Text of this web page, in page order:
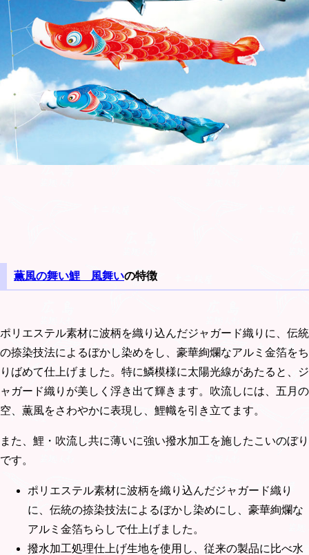
薫風の舞い鯉 風舞いの特徴
ポリエステル素材に波柄を織り込んだジャガード織りに、伝統
の捺染技法によるぼかし染めをし、豪華絢爛なアルミ金箔をち
りばめて仕上げました。特に鱗模様に太陽光線があたると、ジ
ャガード織りが美しく浮き出て輝きます。吹流しには、五月の
空、薫風をさわやかに表現し、鯉幟を引き立てます。
また、鯉・吹流し共に薄いに強い撥水加工を施したこいのぼり
です。
ポリエステル素材に波柄を織り込んだジャガード織り
に、伝統の捺染技法によるぼかし染めにし、豪華絢爛な
アルミ金箔ちらしで仕上げました。
撥水加工処理仕上げ生地を使用し、従来の製品に比べ水